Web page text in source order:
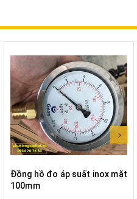
Đồng hồ đo áp suất inox mặt
100mm